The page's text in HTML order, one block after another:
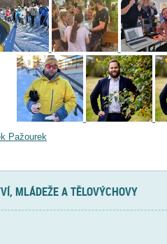
Pažourek
MLÁDEŽE A TĚLOVÝCHOVY